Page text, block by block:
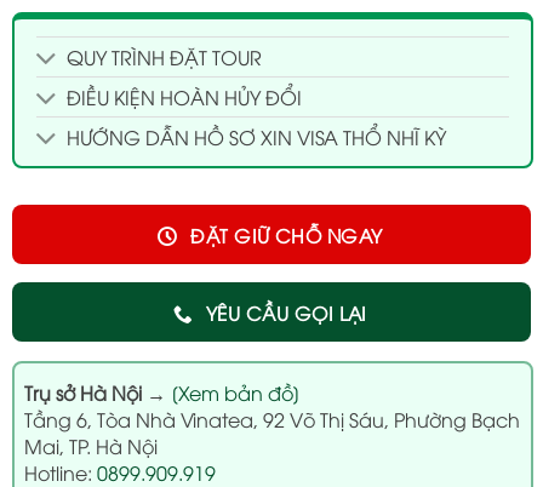
QUY TRÌNH ĐẶT TOUR
ĐIỀU KIỆN HOÀN HỦY ĐỔI
HƯỚNG DẪN HỒ SƠ XIN VISA THỔ NHĨ KỲ
YÊU CẦU GỌI LẠI
ĐẶT GIỮ CHỖ NGAY
Trụ sở Hà Nội→ [Xem bản đồ]
Tầng 6, Tòa Nhà Vinatea, 92 Võ Thị Sáu, Phường Bạch
Mai, TP. Hà Nội
Hotline: 0899.909.919